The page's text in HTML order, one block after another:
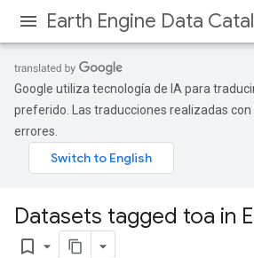
Earth Engine Data
Google utiliza tecnología de IA para
preferido. Las traducciones realizadas
errores.
Datasets tagged toa in
bookmark_border